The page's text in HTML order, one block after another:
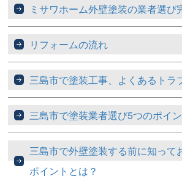
ミサワホーム外壁塗装の業者選び
リフォームの流れ
三島市で塗装工事、よくあるトラ
三島市で塗装業者選び5つのポイン
三島市で外壁塗装する前に知って
ポイントとは？